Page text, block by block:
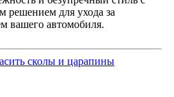
для ухода за
вашего автомобиля.
сколы и царапины